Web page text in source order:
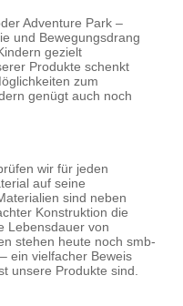
Adventure Park –
und Bewegungsdrang
gezielt
Produkte schenkt
zum
genügt auch noch
wir für jeden
auf seine
sind neben
Konstruktion die
Lebensdauer von
stehen heute noch smb-
ein vielfacher Beweis
unsere Produkte sind.